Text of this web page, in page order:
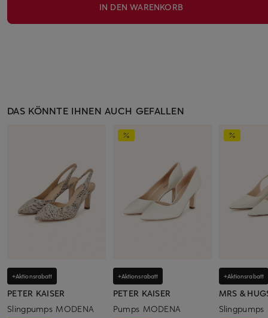
IN DEN WARENKORB
DAS KÖNNTE IHNEN AUCH GEFALLEN
+Aktionsrabatt
PETER KAISER
Slingpumps MODENA
+Aktionsrabatt
PETER KAISER
Pumps MODENA
+Aktionsrabatt
MRS &
Slingpumps